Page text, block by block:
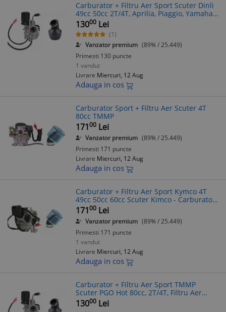
Carburator + Filtru Aer Sport Scuter Dinli
49cc 50cc 2T/4T, Aprilia, Piaggio, Yamaha,
ATV 125cc 250cc
13000 Lei
(1)
Vanzator premium (89% / 25.449)
Primesti 130 puncte
1 vandut
Livrare Miercuri, 12 Aug
Adauga in cos
Carburator Sport + Filtru Aer Scuter 4T
80cc TMMP
17100 Lei
Vanzator premium (89% / 25.449)
Primesti 171 puncte
Livrare Miercuri, 12 Aug
Adauga in cos
Carburator + Filtru Aer Sport Kymco 4T
49cc 50cc 60cc Scuter Kimco - Carburator
Complet & Filtru Aer Kymco
17100 Lei
Vanzator premium (89% / 25.449)
Primesti 171 puncte
1 vandut
Livrare Miercuri, 12 Aug
Adauga in cos
Carburator + Filtru Aer Sport TMMP
Scuter PGO Hot 80cc, 2T/4T, Filtru Aer
Sport Scuter, ATV
13000 Lei